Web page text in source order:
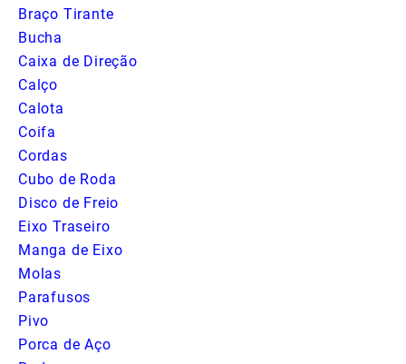
Braço Tirante
Bucha
Caixa de Direção
Calço
Calota
Coifa
Cordas
Cubo de Roda
Disco de Freio
Eixo Traseiro
Manga de Eixo
Molas
Parafusos
Pivo
Porca de Aço